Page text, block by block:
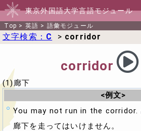
東京外国語大学言語モジュール
Top > 英語 > 語彙モジュール
文字検索： C > corridor
corridor
(1)廊下
<例文>
You may not run in the corridor.
廊下を走ってはいけません。